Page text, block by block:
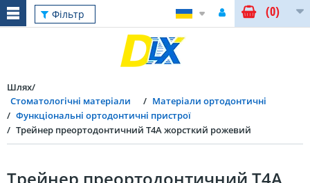
Фільтр (0)
Шлях
Стоматологічні матеріали
Матеріали ортодонтичні
Функціональні ортодонтичні пристрої
Трейнер преортодонтичний Т4А жорсткий рожевий
Трейнер преортодонтичний Т4А